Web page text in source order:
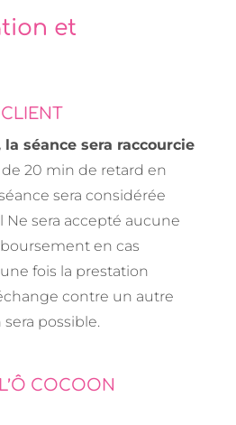
et
séance sera raccourcie
20 min de retard en
sera considérée
sera accepté aucune
en cas
fois la prestation
contre un autre
possible.
COCOON